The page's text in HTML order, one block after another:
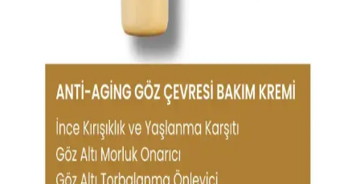
Göz çevresi için özel güneş kremleri kullanmak cilt sağlığını korur,
tahrişi önler ve yaşlanmayı geciktirir. Doğru uygulama ve ek
önlemlerle güneşin zararlı etkilerinden korunabilirsiniz.
Estée Lauder Göz Kremleri: Farklı Cilt Tipleri ve
İhtiyaçlara Uygun Ürün Seçenekleri
Estée Lauder'in göz kremi serileri, farklı cilt ihtiyaçlarına uygun
hafif yapısı ve etkili formülleriyle göz çevresinde genç ve sağlıklı bir
görünüm sağlar.